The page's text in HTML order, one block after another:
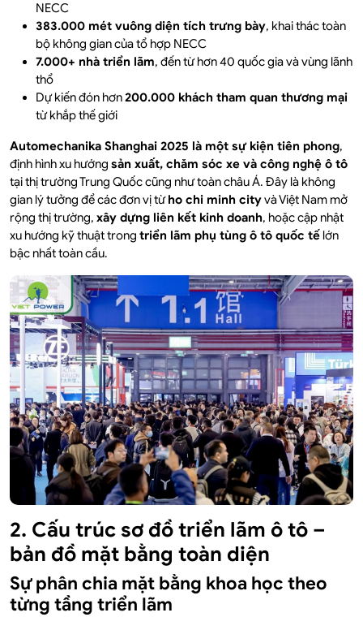
NECC
383.000 mét vuông diện tích trưng bày, khai thác toàn
bộ không gian của tổ hợp NECC
7.000+ nhà triển lãm, đến từ hơn 40 quốc gia và vùng lãnh
thổ
Dự kiến đón hơn200.000 khách tham quan thương mại
từ khắp thế giới
Automechanika Shanghai 2025 là một sự kiện tiên phong,
định hình xu hướng sản xuất, chăm sóc xe và công nghệ ô tô
tại thị trường Trung Quốc cũng như toàn châu Á. Đây là không
gian lý tưởng để các đơn vị từho chi minh cityvà Việt Nam mở
rộng thị trường, xây dựng liên kết kinh doanh, hoặc cập nhật
xu hướng kỹ thuật trong triển lãm phụ tùng ô tô quốc tế lớn
bậc nhất toàn cầu.
2. Cấu trúc sơ đồ triển lãm ô tô –
bản đồ mặt bằng toàn diện
Sự phân chia mặt bằng khoa học theo
từng tầng triển lãm